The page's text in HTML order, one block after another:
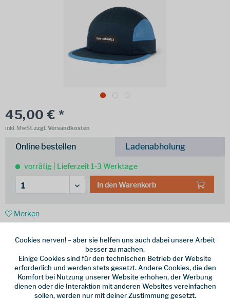
45,00 € *
inkl. MwSt.zzgl. Versandkosten
Online bestellen Ladenabholung
vorrätig | Lieferzeit 1-3 Werktage
In den Warenkorb
Merken
Hersteller-Nr.: U-2-CA-0060-BL043-M-L
weitere Modelle:
Cookies nerven! – aber sie helfen uns auch dabei unsere Arbeit
besser zu machen.
Einige Cookies sind für den technischen Betrieb der Website
erforderlich und werden stets gesetzt. Andere Cookies, die den
Komfort bei Nutzung unserer Website erhöhen, der Werbung
dienen oder die Interaktion mit anderen Websites vereinfachen
sollen, werden nur mit deiner Zustimmung gesetzt.